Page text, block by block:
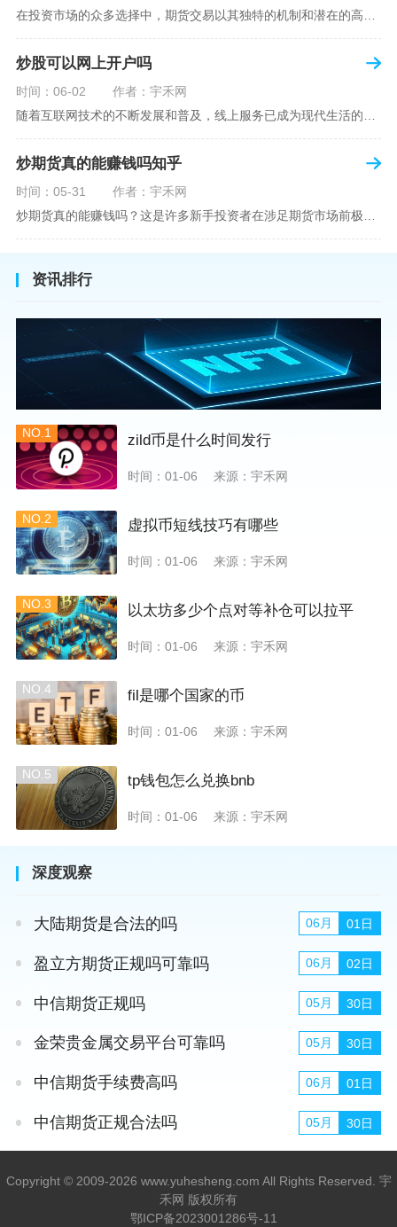
炒股可以网上开户吗
时间：06-02
作者：宇禾网
炒期货真的能赚钱吗知乎
时间：05-31
作者：宇禾网
资讯排行
NO.1 zild币是什么时间发行
时间：01-06 来源：宇禾网
NO.2 虚拟币短线技巧有哪些
时间：01-06 来源：宇禾网
NO.3 以太坊多少个点对等补仓可以拉平
时间：01-06 来源：宇禾网
NO.4 fil是哪个国家的币
时间：01-06 来源：宇禾网
NO.5 tp钱包怎么兑换bnb
时间：01-06 来源：宇禾网
深度观察
大陆期货是合法的吗 06月 01日
盈立方期货正规吗可靠吗 06月 02日
中信期货正规吗 05月 30日
金荣贵金属交易平台可靠吗 05月 30日
中信期货手续费高吗 06月 01日
中信期货正规合法吗 05月 30日
Copyright © 2009-2026 www.yuhesheng.com All Rights Reserved. 宇
禾网 版权所有
鄂ICP备2023001286号-11